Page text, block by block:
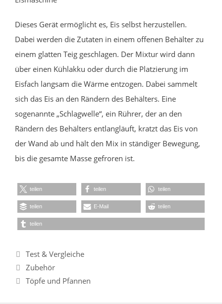
Dieses Gerät ermöglicht es, Eis selbst herzustellen.
Dabei werden die Zutaten in einem offenen Behälter zu
einem glatten Teig geschlagen. Der Mixtur wird dann
über einen Kühlakku oder durch die Platzierung im
Eisfach langsam die Wärme entzogen. Dabei sammelt
sich das Eis an den Rändern des Behälters. Eine
sogenannte „Schlagwelle“, ein Rührer, der an den
Rändern des Behälters entlangläuft, kratzt das Eis von
der Wand ab und hält den Mix in ständiger Bewegung,
bis die gesamte Masse gefroren ist.
teilen teilen teilen
teilen E-Mail teilen
teilen
Kategorien
Test & Vergleiche
Zubehör
Töpfe und Pfannen